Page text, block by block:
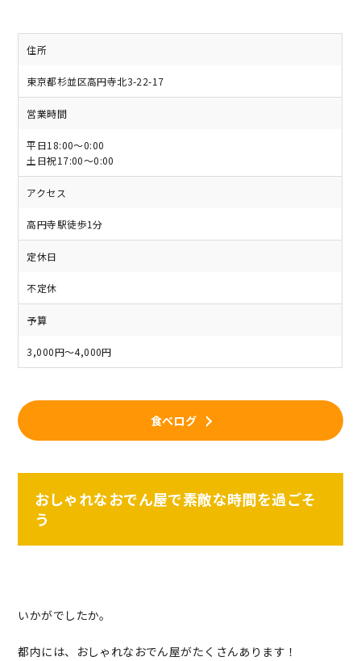
住所
東京都杉並区高円寺北3-22-17
営業時間
平日18:00〜0:00
土日祝17:00〜0:00
アクセス
高円寺駅徒歩1分
定休日
不定休
予算
3,000円～4,000円
食べログ
おしゃれなおでん屋で素敵な時間を過ごそ
う
いかがでしたか。
都内には、おしゃれなおでん屋がたくさんあります！